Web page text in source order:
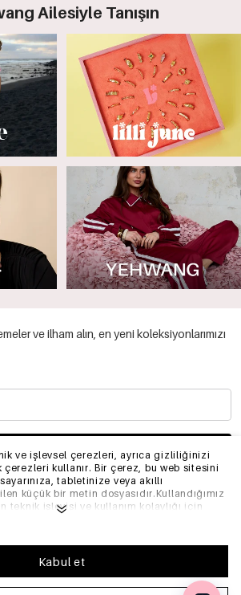
ve işlevsel çerezleri, ayrıca gizliliğinizi
kullanır. Bir çerez, bu web sitesini
tabletinize veya akıllı
küçük bir metin dosyasıdır.Kullandığımız
teknik işleyişi ve kullanım kolaylığı için
iyi bir tarama ve alışveriş
sağlamak için çerezlerin toplanmasını ve
Kabul et
Ailesiyle Tanışın
ve ilham alın, en yeni koleksiyonlarımızı
ABONE OLMAK